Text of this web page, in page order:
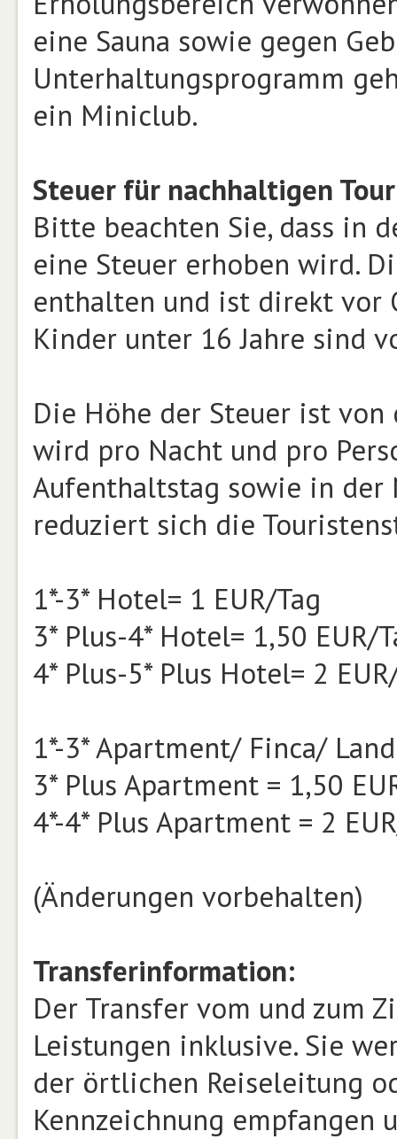
eine Sauna sowie gegen
Unterhaltungsprogramm
ein Miniclub.
Steuer für nachhaltigen
Bitte beachten Sie, dass in
eine Steuer erhoben wird.
enthalten und ist direkt vor
Kinder unter 16 Jahre sind
Die Höhe der Steuer ist
wird pro Nacht und pro
Aufenthaltstag sowie in der
reduziert sich die
1*-3* Hotel= 1 EUR/Tag
3* Plus-4* Hotel= 1,50 EUR/
4* Plus-5* Plus Hotel= 2
1*-3* Apartment/ Finca/
3* Plus Apartment = 1,50
4*-4* Plus Apartment = 2
(Änderungen vorbehalten)
Transferinformation:
Der Transfer vom und zum
Leistungen inklusive. Sie
der örtlichen Reiseleitung
Kennzeichnung